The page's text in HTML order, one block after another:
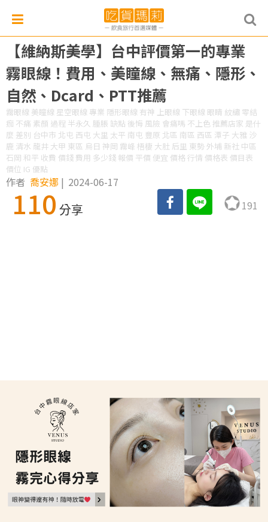
【維納斯美學】台中評價第一的專業
霧眼線！費用、美瞳線、無痛、隱形、
自然、Dcard、PTT推薦
霧眼線 美瞳線 星空眼線 專業 隱形眼線 有神 上眼線 下眼線 眼睛 紋繡 零結
痂 不痛 素顏 過程 半永久 腫脹 缺點 後悔 風險 會痛嗎 不上色 推薦店家 是什
麼 差別 台中市 北屯 西屯 大里 太平 南屯 豐原 北區 南區 西區 潭子 大雅 沙
鹿 清水 龍井 大甲 東區 烏日 神岡 霧峰 梧棲 大肚 后里 東勢 外埔 新社 中區
石岡 和平 收費 價錢 費用 多少錢 報價 平價 便宜 價格 行情 價格表 價目表
價位 IG 優點
作者 喬安娜 | 2024-06-17
110 分享 191